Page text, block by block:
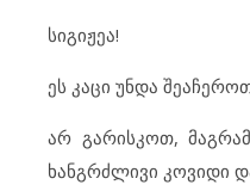
სიგიჟეა!
ეს კაცი უნდა
არ გარისკოთ,
ხანგრძლივი კოვიდი